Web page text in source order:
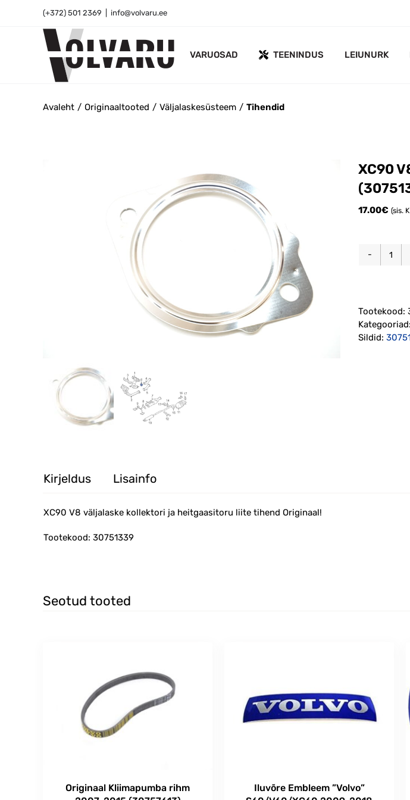
(+372) 501 2369 info@volvaru.ee
VARUOSAD TEENINDUS LEIUNURK
Avaleht Originaaltooted Väljalaskesüsteem Tihendid
XC90
17.00€ (sis.
ja
liite
Tootekood:
Kategooriad:
Sildid:
Kirjeldus Lisainfo
XC90 V8 väljalaske kollektori ja heitgaasitoru liite tihend Originaal!
Tootekood: 30751339
Seotud tooted
Originaal Kliimapumba rihm
Iluvõre Embleem ”Volvo”